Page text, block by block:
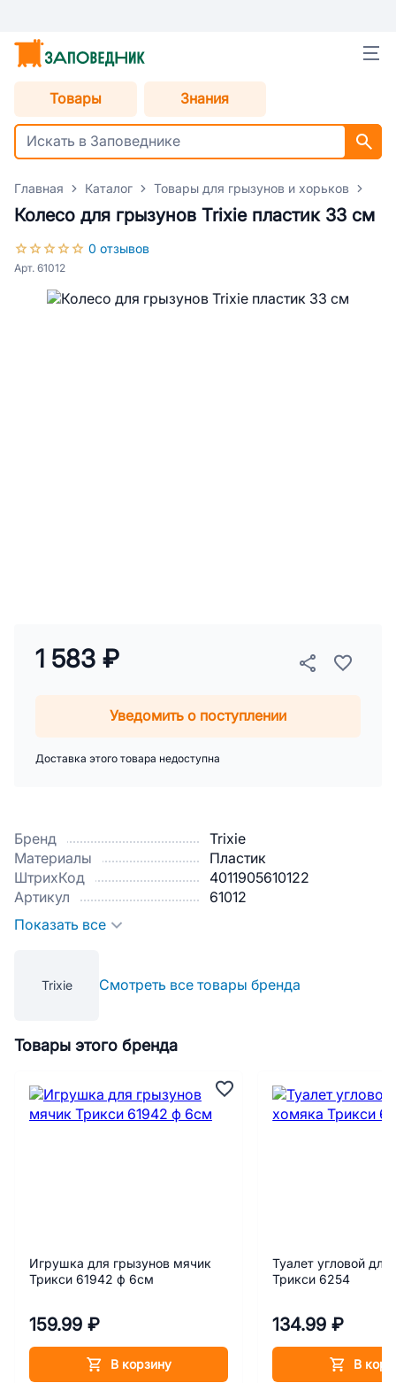
Товары Знания
Главная Каталог Товары для грызунов и хорьков
Колесо для грызунов Trixie пластик 33 см
0 отзывов
Арт. 61012
Бренд
Trixie
Материалы
Пластик
ШтрихКод
4011905610122
Артикул
61012
Показать все
Trixie Смотреть все товары бренда
1 583 ₽
Уведомить о поступлении
Доставка этого товара недоступна
Товары этого бренда
Игрушка для грызунов мячик
Трикси 61942 ф 6см
159.99 ₽
В корзину
Туалет угловой
Трикси 6254
134.99 ₽
В